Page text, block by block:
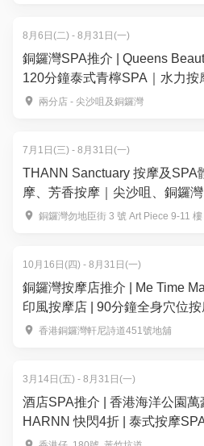
8月6日(二) - 8月31日(一)
銅鑼灣SPA推介 | Queens
120分鐘泰式青檸SPA｜水力按
五星級豪華4,000尺水療設備
兩分店 - 尖沙咀及銅鑼灣
7月1日(三) - 8月31日(一)
THANN Sanctuary 按摩及SPA
摩、芳香按摩｜尖沙咀、銅鑼
天前預訂）
銅鑼灣勿地臣街 3 號 Art Piece 9-11 樓
10月16日(四) - 8月31日(一)
銅鑼灣按摩店推介 | Me Time
印風按摩店 | 90分鐘全身穴位
香港銅鑼灣軒尼詩道451號地舖
3月14日(五) - 8月31日(一)
酒店SPA推介 | 香港海洋公園
HARNN 快閃4折 | 泰式按摩
肌肉舒緩、面部美白護理